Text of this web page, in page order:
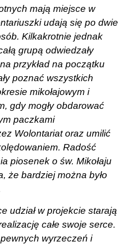
mają miejsce w
udają się po dwie
Kilkakrotnie jednak
grupą odwiedzały
przykład na początku
poznać wszystkich
mikołajowym i
gdy mogły obdarować
paczkami
Wolontariat oraz umilić
Radość
piosenek o św. Mikołaju
że bardziej można było
udział w projekcie starają
całe swoje serce.
wyrzeczeń i